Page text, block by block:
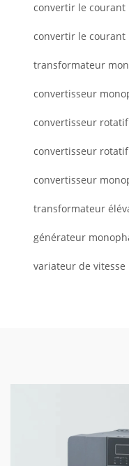
convertir le courant
convertir le courant
transformateur
convertisseur
convertisseur
convertisseur
convertisseur
transformateur
générateur
variateur de